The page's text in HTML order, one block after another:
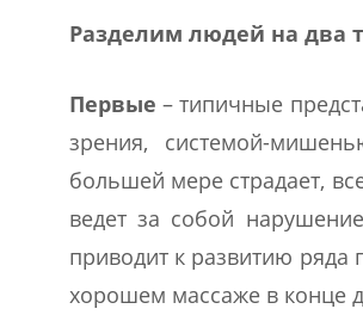
Разделим людей на два
Первые – типичные
зрения, системой-
большей мере страдает,
ведет за собой
приводит к развитию
хорошем массаже в конце